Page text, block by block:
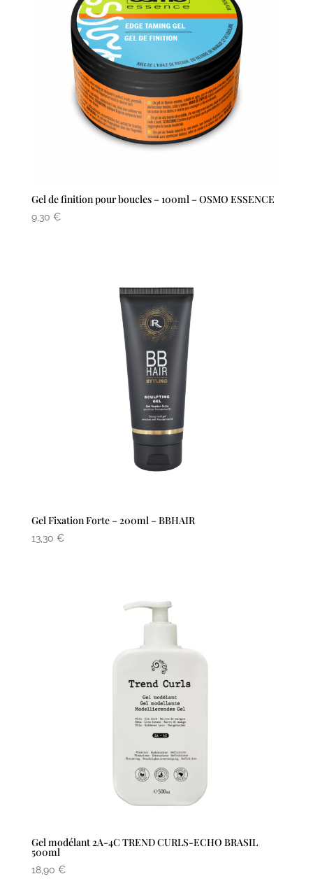
Gel de finition pour boucles – 100ml – OSMO ESSENCE
9,30 €
Gel Fixation Forte – 200ml – BBHAIR
13,30 €
Gel modélant 2A-4C TREND CURLS-ECHO BRASIL
500ml
18,90 €